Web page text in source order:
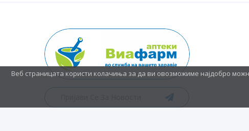
Веб страницата користи колачиња за да ви овозможиме најдобро